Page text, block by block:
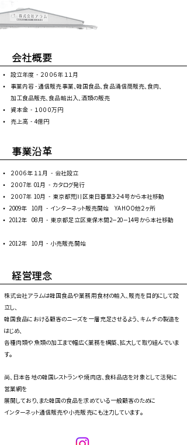
会社概要
⦁ 設立年度 - ２００６年 １１月
⦁ 事業内容 - 通信販売事業、韓国食品、食品涌信商販売、食肉、
加工食品販売、食品輸出入、酒類の販売
⦁ 資本金 - １０００万円
⦁ 売上高 - 4億円
事業沿革
⦁ ２００６年 １１月 - 会社設立
⦁ ２００7年 01月 - カタログ発行
⦁ ２００7年10月 - 東京都荒川区東日暮里3-2-4号から本社移動
⦁ 2009年 10月 - インターネット販売開始 YAHOO他２ヶ所
⦁ 2012年 08月 - 東京都足立区東保木間2－20－14号から本社移動
⦁ 2012年 10月 - 小売販売開始
経営理念
株式会社アラムは韓国食品や業務用食材の輸入、販売を目的にして設
立し、
韓国食品における顧客のニーズを一層充足させるよう、キムチの製造を
はじめ、
各種肉類や魚類の加工まで幅広く業務を構築、拡大して取り組んでいま
す。
尚、日本各地の韓国レストランや焼肉店、食料品店を対象として活発に
営業網を
展開しており、また韓国の食品を求めている一般顧客のために
インターネット通信販売や小売販売にも注力しています。